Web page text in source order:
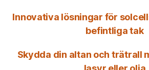
Innovativa lösningar för
befintliga tak
Skydda din altan och trätrall